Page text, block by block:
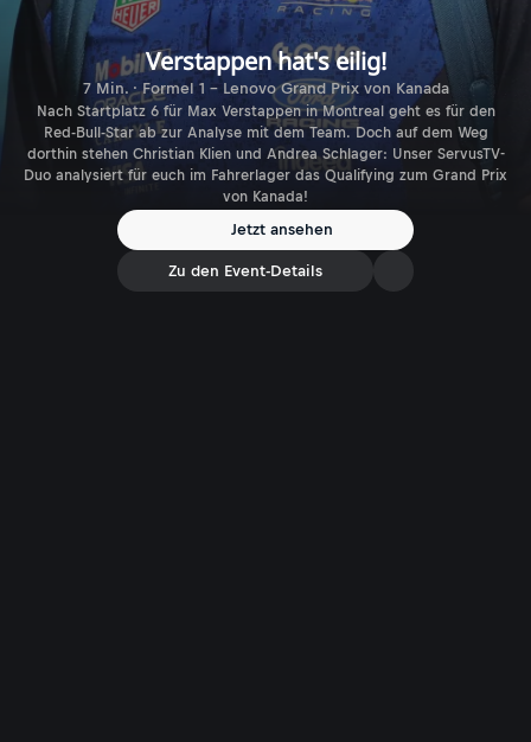
Verstappen hat's eilig!
7 Min. · Formel 1 - Lenovo Grand Prix von Kanada
Nach Startplatz 6 für Max Verstappen in Montreal geht es für den
Red-Bull-Star ab zur Analyse mit dem Team. Doch auf dem Weg
dorthin stehen Christian Klien und Andrea Schlager: Unser ServusTV-
Duo analysiert für euch im Fahrerlager das Qualifying zum Grand Prix
von Kanada!
Jetzt ansehen
Zu den Event-Details